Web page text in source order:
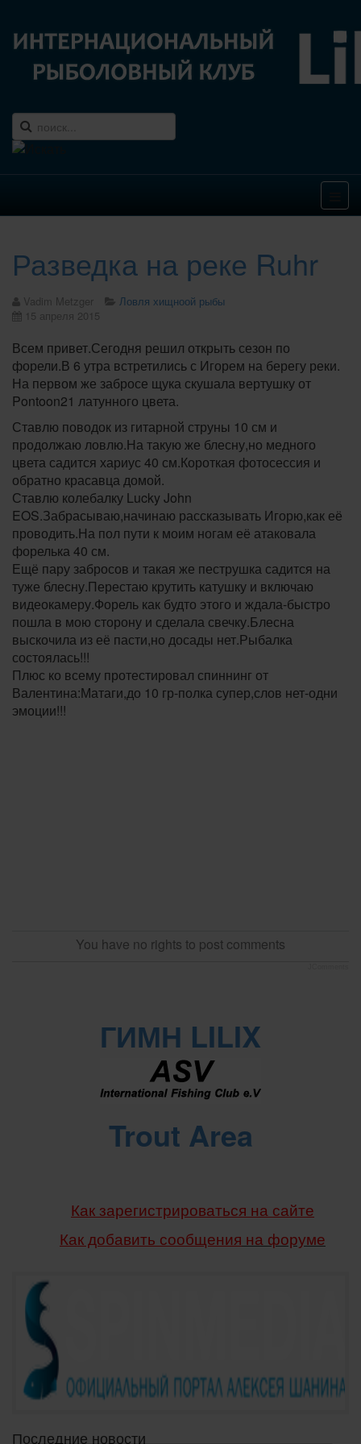
Разведка на реке Ruhr
Vadim Metzger
Ловля хищноой рыбы
15 апреля 2015
Всем привет.Сегодня решил открыть сезон по
форели.В 6 утра встретились с Игорем на берегу реки.
На первом же забросе щука скушала вертушку от
Pontoon21 латунного цвета.
Ставлю поводок из гитарной струны 10 см и
продолжаю ловлю.На такую же блесну,но медного
цвета садится хариус 40 см.Короткая фотосессия и
обратно красавца домой.
Ставлю колебалку Lucky John
EOS.Забрасываю,начинаю рассказывать Игорю,как её
проводить.На пол пути к моим ногам её атаковала
форелька 40 см.
Ещё пару забросов и такая же пеструшка садится на
туже блесну.Перестаю крутить катушку и включаю
видеокамеру.Форель как будто этого и ждала-быстро
пошла в мою сторону и сделала свечку.Блесна
выскочила из её пасти,но досады нет.Рыбалка
состоялась!!!
Плюс ко всему протестировал спиннинг от
Валентина:Матаги,до 10 гр-полка супер,слов нет-одни
эмоции!!!
You have no rights to post comments
ГИМН LILIX
Trout Area
Как зарегистрироваться на сайте
Как добавить сообщения на форуме
Последние новости